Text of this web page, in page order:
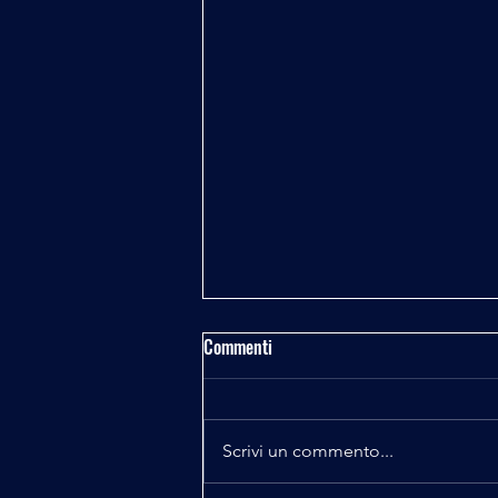
Fisica e Spiritualità
Commenti
Scrivi un commento...